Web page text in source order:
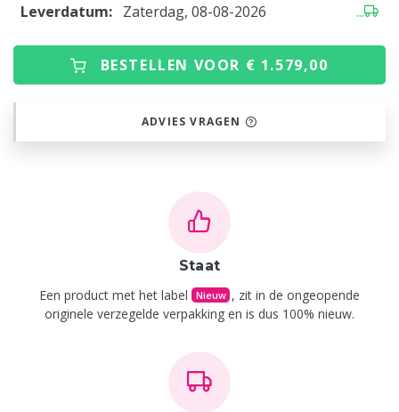
Leverdatum: Zaterdag, 08-08-2026 ...
BESTELLEN VOOR € 1.579,00
ADVIES VRAGEN
Staat
Een product met het label Nieuw , zit in de ongeopende
originele verzegelde verpakking en is dus 100% nieuw.